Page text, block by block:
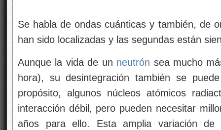
movimiento. Si la diferencia es grande,
rápidamente, pero a menudo la diferencia
velocidad con la que las partículas se
fuerza, sino también la cantidad de energía
Si no existiera la interacción débil, la